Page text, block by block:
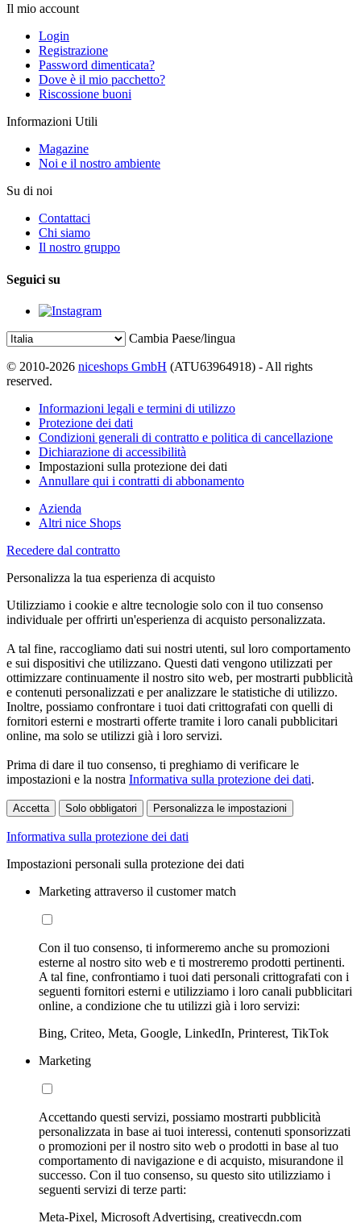
Il mio account
Login
Registrazione
Password dimenticata?
Dove è il mio pacchetto?
Riscossione buoni
Informazioni Utili
Magazine
Noi e il nostro ambiente
Su di noi
Contattaci
Chi siamo
Il nostro gruppo
Seguici su
Cambia Paese/lingua
© 2010-2026 niceshops GmbH (ATU63964918) - All rights
reserved.
Informazioni legali e termini di utilizzo
Protezione dei dati
Condizioni generali di contratto e politica di cancellazione
Dichiarazione di accessibilità
Impostazioni sulla protezione dei dati
Annullare qui i contratti di abbonamento
Azienda
Altri nice Shops
Recedere dal contratto
Personalizza la tua esperienza di acquisto
Utilizziamo i cookie e altre tecnologie solo con il tuo consenso
individuale per offrirti un'esperienza di acquisto personalizzata.
A tal fine, raccogliamo dati sui nostri utenti, sul loro comportamento
e sui dispositivi che utilizzano. Questi dati vengono utilizzati per
ottimizzare continuamente il nostro sito web, per mostrarti pubblicità
e contenuti personalizzati e per analizzare le statistiche di utilizzo.
Inoltre, possiamo confrontare i tuoi dati crittografati con quelli di
fornitori esterni e mostrarti offerte tramite i loro canali pubblicitari
online, ma solo se utilizzi già i loro servizi.
Prima di dare il tuo consenso, ti preghiamo di verificare le
impostazioni e la nostra Informativa sulla protezione dei dati.
Accetta Solo obbligatori Personalizza le impostazioni
Informativa sulla protezione dei dati
Impostazioni personali sulla protezione dei dati
Marketing attraverso il customer match
Con il tuo consenso, ti informeremo anche su promozioni
esterne al nostro sito web e ti mostreremo prodotti pertinenti.
A tal fine, confrontiamo i tuoi dati personali crittografati con i
seguenti fornitori esterni e utilizziamo i loro canali pubblicitari
online, a condizione che tu utilizzi già i loro servizi:
Bing, Criteo, Meta, Google, LinkedIn, Printerest, TikTok
Marketing
Accettando questi servizi, possiamo mostrarti pubblicità
personalizzata in base ai tuoi interessi, contenuti sponsorizzati
o promozioni per il nostro sito web o prodotti in base al tuo
comportamento di navigazione e di acquisto, misurandone il
successo. Con il tuo consenso, su questo sito utilizziamo i
seguenti servizi di terze parti:
Meta-Pixel, Microsoft Advertising, creativecdn.com